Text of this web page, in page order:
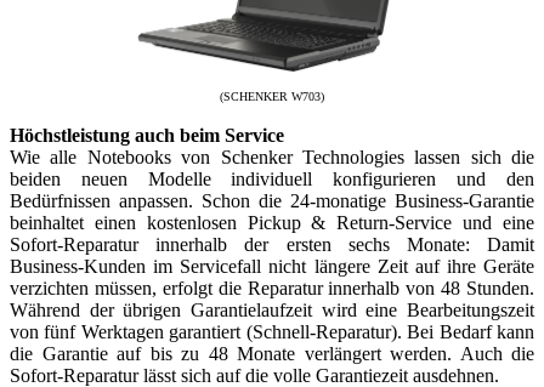
(SCHENKER W703)
Höchstleistung auch beim Service
Wie alle Notebooks von Schenker Technologies lassen sich die
beiden neuen Modelle individuell konfigurieren und den
Bedürfnissen anpassen. Schon die 24-monatige Business-Garantie
beinhaltet einen kostenlosen Pickup & Return-Service und eine
Sofort-Reparatur innerhalb der ersten sechs Monate: Damit
Business-Kunden im Servicefall nicht längere Zeit auf ihre Geräte
verzichten müssen, erfolgt die Reparatur innerhalb von 48 Stunden.
Während der übrigen Garantielaufzeit wird eine Bearbeitungszeit
von fünf Werktagen garantiert (Schnell-Reparatur). Bei Bedarf kann
die Garantie auf bis zu 48 Monate verlängert werden. Auch die
Sofort-Reparatur lässt sich auf die volle Garantiezeit ausdehnen.